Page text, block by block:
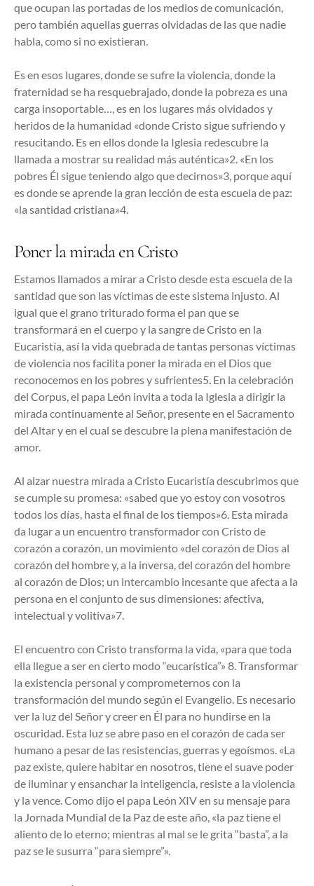
que ocupan las portadas de los medios de comunicación,
pero también aquellas guerras olvidadas de las que nadie
habla, como si no existieran.
Es en esos lugares, donde se sufre la violencia, donde la
fraternidad se ha resquebrajado, donde la pobreza es una
carga insoportable…, es en los lugares más olvidados y
heridos de la humanidad «donde Cristo sigue sufriendo y
resucitando. Es en ellos donde la Iglesia redescubre la
llamada a mostrar su realidad más auténtica»2. «En los
pobres Él sigue teniendo algo que decirnos»3, porque aquí
es donde se aprende la gran lección de esta escuela de paz:
«la santidad cristiana»4.
Poner la mirada en Cristo
Estamos llamados a mirar a Cristo desde esta escuela de la
santidad que son las víctimas de este sistema injusto. Al
igual que el grano triturado forma el pan que se
transformará en el cuerpo y la sangre de Cristo en la
Eucaristía, así la vida quebrada de tantas personas víctimas
de violencia nos facilita poner la mirada en el Dios que
reconocemos en los pobres y sufrientes5. En la celebración
del Corpus, el papa León invita a toda la Iglesia a dirigir la
mirada continuamente al Señor, presente en el Sacramento
del Altar y en el cual se descubre la plena manifestación de
amor.
Al alzar nuestra mirada a Cristo Eucaristía descubrimos que
se cumple su promesa: «sabed que yo estoy con vosotros
todos los días, hasta el final de los tiempos»6. Esta mirada
da lugar a un encuentro transformador con Cristo de
corazón a corazón, un movimiento «del corazón de Dios al
corazón del hombre y, a la inversa, del corazón del hombre
al corazón de Dios; un intercambio incesante que afecta a la
persona en el conjunto de sus dimensiones: afectiva,
intelectual y volitiva»7.
El encuentro con Cristo transforma la vida, «para que toda
ella llegue a ser en cierto modo “eucarística”» 8. Transformar
la existencia personal y comprometernos con la
transformación del mundo según el Evangelio. Es necesario
ver la luz del Señor y creer en Él para no hundirse en la
oscuridad. Esta luz se abre paso en el corazón de cada ser
humano a pesar de las resistencias, guerras y egoísmos. «La
paz existe, quiere habitar en nosotros, tiene el suave poder
de iluminar y ensanchar la inteligencia, resiste a la violencia
y la vence. Como dijo el papa León XIV en su mensaje para
la Jornada Mundial de la Paz de este año, «la paz tiene el
aliento de lo eterno; mientras al mal se le grita “basta”, a la
paz se le susurra “para siempre”».